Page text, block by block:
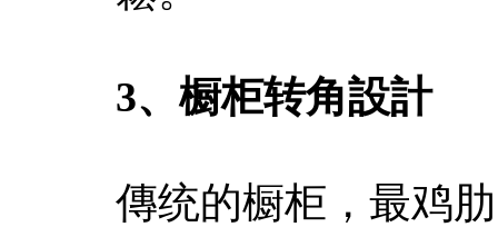
3、橱柜转角設計
傳统的橱柜，最鸡